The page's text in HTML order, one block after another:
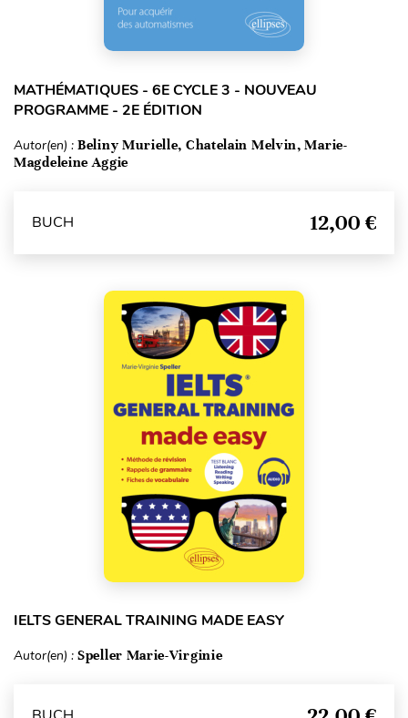
MATHÉMATIQUES - 6E CYCLE 3 - NOUVEAU
PROGRAMME - 2E ÉDITION
Autor(en) : Beliny Murielle, Chatelain Melvin, Marie-
Magdeleine Aggie
BUCH 12,00 €
IELTS GENERAL TRAINING MADE EASY
Autor(en) : Speller Marie-Virginie